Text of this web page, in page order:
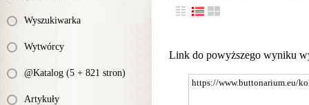
Wyszukiwarka
Wytwórcy
@Katalog (5 + 821 stron)
Artykuły
Link do powyższego wyniku